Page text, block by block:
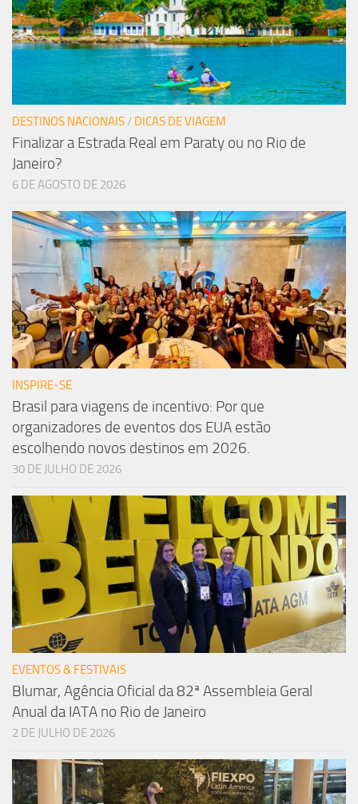
DESTINOS NACIONAIS/ DICAS DE VIAGEM
Finalizar a Estrada Real em Paraty ou no Rio de
Janeiro?
6 DE AGOSTO DE 2026
INSPIRE-SE
Brasil para viagens de incentivo: Por que
organizadores de eventos dos EUA estão
escolhendo novos destinos em 2026.
30 DE JULHO DE 2026
EVENTOS & FESTIVAIS
Blumar, Agência Oficial da 82ª Assembleia Geral
Anual da IATA no Rio de Janeiro
2 DE JULHO DE 2026